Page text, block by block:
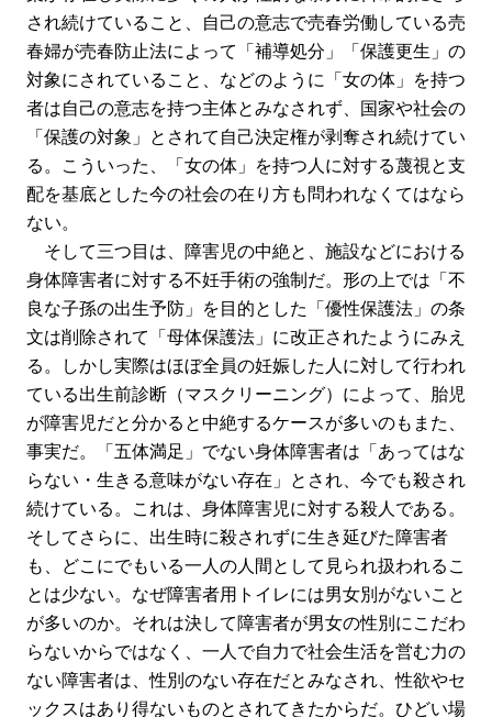
され続けていること、自己の意志で売春労働している売
春婦が売春防止法によって「補導処分」「保護更生」の
対象にされていること、などのように「女の体」を持つ
者は自己の意志を持つ主体とみなされず、国家や社会の
「保護の対象」とされて自己決定権が剥奪され続けてい
る。こういった、「女の体」を持つ人に対する蔑視と支
配を基底とした今の社会の在り方も問われなくてはなら
ない。
そして三つ目は、障害児の中絶と、施設などにおける
身体障害者に対する不妊手術の強制だ。形の上では「不
良な子孫の出生予防」を目的とした「優性保護法」の条
文は削除されて「母体保護法」に改正されたようにみえ
る。しかし実際はほぼ全員の妊娠した人に対して行われ
ている出生前診断（マスクリーニング）によって、胎児
が障害児だと分かると中絶するケースが多いのもまた、
事実だ。「五体満足」でない身体障害者は「あってはな
らない・生きる意味がない存在」とされ、今でも殺され
続けている。これは、身体障害児に対する殺人である。
そしてさらに、出生時に殺されずに生き延びた障害者
も、どこにでもいる一人の人間として見られ扱われるこ
とは少ない。なぜ障害者用トイレには男女別がないこと
が多いのか。それは決して障害者が男女の性別にこだわ
らないからではなく、一人で自力で社会生活を営む力の
ない障害者は、性別のない存在だとみなされ、性欲やセ
ックスはあり得ないものとされてきたからだ。ひどい場